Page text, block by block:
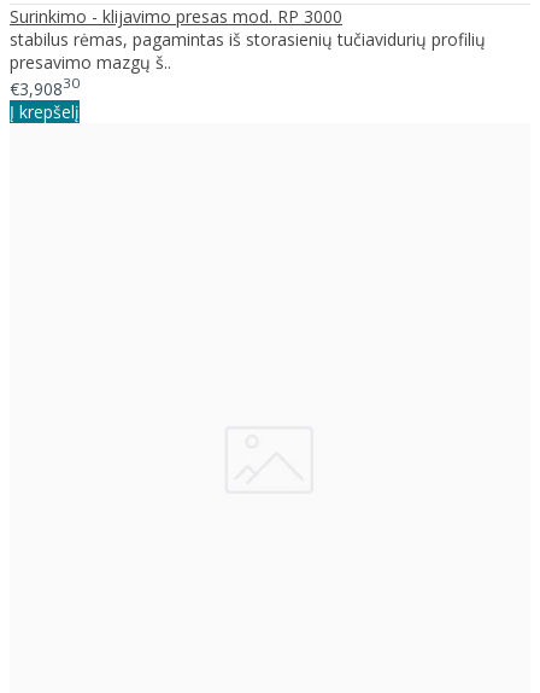
Surinkimo - klijavimo presas mod. RP 3000
stabilus rėmas, pagamintas iš storasienių tučiavidurių profilių
presavimo mazgų š..
€3,90830
Į krepšelį